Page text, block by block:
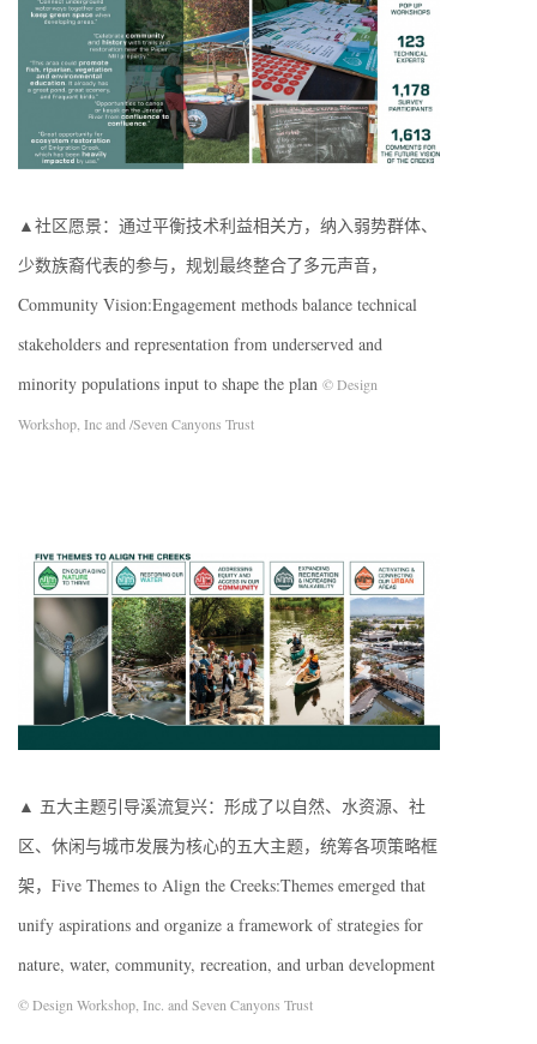
▲社区愿景：通过平衡技术利益相关方，纳入弱势群体、
少数族裔代表的参与，规划最终整合了多元声音，
Community Vision:Engagement methods balance technical
stakeholders and representation from underserved and
minority populations input to shape the plan © Design
Workshop, Inc and /Seven Canyons Trust
▲ 五大主题引导溪流复兴：形成了以自然、水资源、社
区、休闲与城市发展为核心的五大主题，统筹各项策略框
架，Five Themes to Align the Creeks:Themes emerged that
unify aspirations and organize a framework of strategies for
nature, water, community, recreation, and urban development
© Design Workshop, Inc. and Seven Canyons Trust